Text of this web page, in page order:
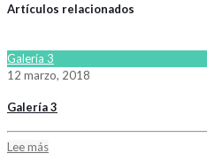
Artículos relacionados
Galería 3
12 marzo, 2018
Galería 3
Lee más